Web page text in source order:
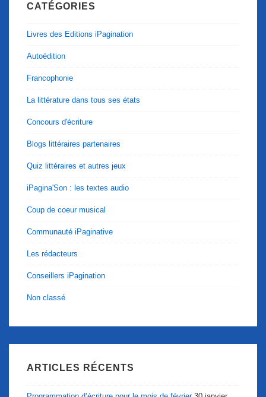
CATÉGORIES
Livres des Editions iPagination
Autoédition
Francophonie
La littérature dans tous ses états
Concours d'écriture
Blogs littéraires partenaires
Quiz littéraires et autres jeux
iPagina'Son : les textes audio
Coup de coeur musical
Communauté iPaginative
Les rédacteurs
Conseillers iPagination
Non classé
ARTICLES RÉCENTS